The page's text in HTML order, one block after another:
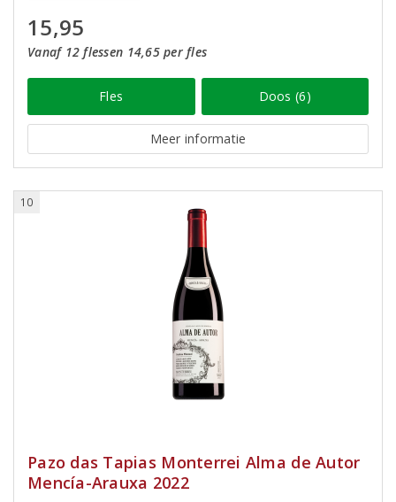
15,95
Vanaf 12 flessen 14,65 per fles
Fles Doos (6)
Meer informatie
10
Pazo das Tapias Monterrei Alma de Autor
Mencía-Arauxa 2022